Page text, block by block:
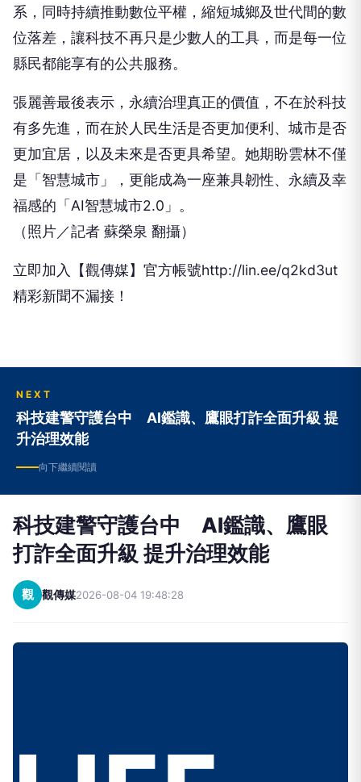
系，同時持續推動數位平權，縮短城鄉及世代間的數
位落差，讓科技不再只是少數人的工具，而是每一位
縣民都能享有的公共服務。
張麗善最後表示，永續治理真正的價值，不在於科技
有多先進，而在於人民生活是否更加便利、城市是否
更加宜居，以及未來是否更具希望。她期盼雲林不僅
是「智慧城市」，更能成為一座兼具韌性、永續及幸
福感的「AI智慧城市2.0」。
（照片／記者 蘇榮泉 翻攝）
立即加入【觀傳媒】官方帳號http://lin.ee/q2kd3ut
精彩新聞不漏接！
NEXT
科技建警守護台中 AI鑑識、鷹眼打詐全面升級 提
升治理效能
向下繼續閱讀
科技建警守護台中 AI鑑識、鷹眼
打詐全面升級 提升治理效能
觀 觀傳媒2026-08-04 19:48:28